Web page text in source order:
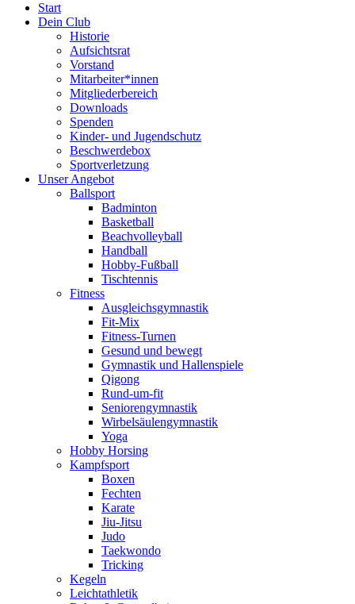
Start
Dein Club
Historie
Aufsichtsrat
Vorstand
Mitarbeiter*innen
Mitgliederbereich
Downloads
Spenden
Kinder- und Jugendschutz
Beschwerdebox
Sportverletzung
Unser Angebot
Ballsport
Badminton
Basketball
Beachvolleyball
Handball
Hobby-Fußball
Tischtennis
Fitness
Ausgleichsgymnastik
Fit-Mix
Fitness-Turnen
Gesund und bewegt
Gymnastik und Hallenspiele
Qigong
Rund-um-fit
Seniorengymnastik
Wirbelsäulengymnastik
Yoga
Hobby Horsing
Kampfsport
Boxen
Fechten
Karate
Jiu-Jitsu
Judo
Taekwondo
Tricking
Kegeln
Leichtathletik